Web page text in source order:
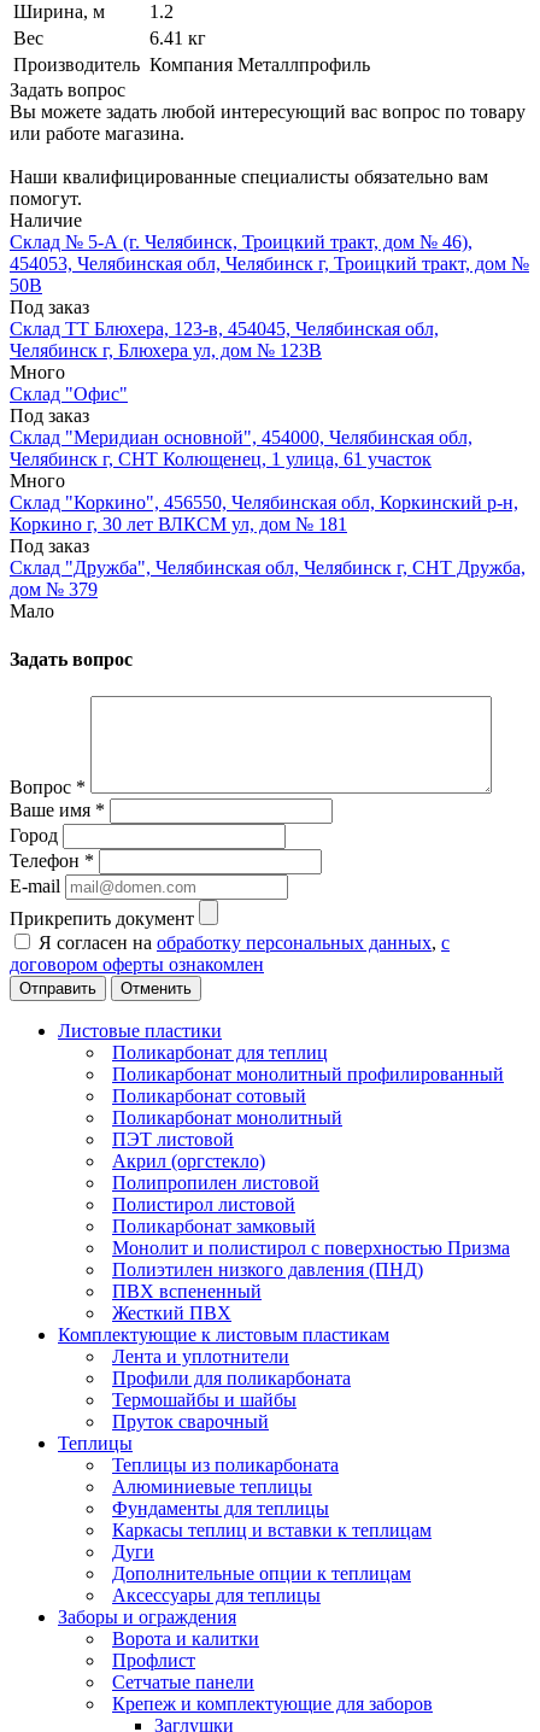
Ширина, м
1.2
Вес
6.41 кг
Производитель Компания Металлпрофиль
Задать вопрос
Вы можете задать любой интересующий вас вопрос по товару
или работе магазина.
Наши квалифицированные специалисты обязательно вам
помогут.
Наличие
Склад № 5-А (г. Челябинск, Троицкий тракт, дом № 46),
454053, Челябинская обл, Челябинск г, Троицкий тракт, дом №
50В
Под заказ
Склад ТТ Блюхера, 123-в, 454045, Челябинская обл,
Челябинск г, Блюхера ул, дом № 123В
Много
Склад "Офис"
Под заказ
Склад "Меридиан основной", 454000, Челябинская обл,
Челябинск г, СНТ Колющенец, 1 улица, 61 участок
Много
Склад "Коркино", 456550, Челябинская обл, Коркинский р-н,
Коркино г, 30 лет ВЛКСМ ул, дом № 181
Под заказ
Склад "Дружба", Челябинская обл, Челябинск г, СНТ Дружба,
дом № 379
Мало
Задать вопрос
Вопрос *
Ваше имя *
Город
Телефон *
E-mail
Прикрепить документ
Я согласен на обработку персональных данных, с
договором оферты ознакомлен
Отменить
Листовые пластики
Поликарбонат для теплиц
Поликарбонат монолитный профилированный
Поликарбонат сотовый
Поликарбонат монолитный
ПЭТ листовой
Акрил (оргстекло)
Полипропилен листовой
Полистирол листовой
Поликарбонат замковый
Монолит и полистирол с поверхностью Призма
Полиэтилен низкого давления (ПНД)
ПВХ вспененный
Жесткий ПВХ
Комплектующие к листовым пластикам
Лента и уплотнители
Профили для поликарбоната
Термошайбы и шайбы
Пруток сварочный
Теплицы
Теплицы из поликарбоната
Алюминиевые теплицы
Фундаменты для теплицы
Каркасы теплиц и вставки к теплицам
Дуги
Дополнительные опции к теплицам
Аксессуары для теплицы
Заборы и ограждения
Ворота и калитки
Профлист
Сетчатые панели
Крепеж и комплектующие для заборов
Заглушки